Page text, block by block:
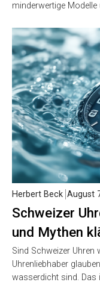
minderwertige Modelle
Schweizer
und Mythen
Herbert Beck August
Sind Schweizer Uhren
Uhrenliebhaber
wasserdicht sind. Das